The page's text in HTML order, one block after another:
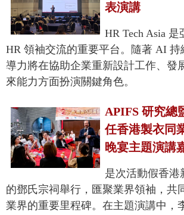
表演講
HR Tech Asia
HR 領袖交流的重要平台。隨著 AI 持
導力將在協助企業重新設計工作、發
來能力方面扮演關鍵角色。
APIFS 研究總
任香港製衣同
晚宴主題演講
是次活動假香港
的鄧氏宗祠舉行，匯聚業界領袖，共
業界的重要里程碑。在主題演講中，